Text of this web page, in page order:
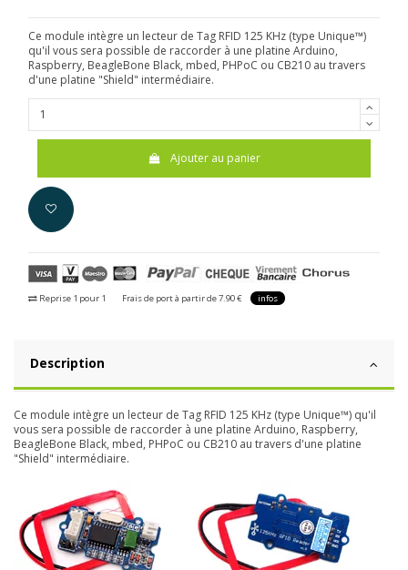
Ce module intègre un lecteur de Tag RFID 125 KHz (type Unique™)
qu'il vous sera possible de raccorder à une platine Arduino,
Raspberry, BeagleBone Black, mbed, PHPoC ou CB210 au travers
d'une platine "Shield" intermédiaire.
Ajouter au panier
Reprise 1 pour 1 Frais de port à partir de 7.90 € infos
Description
Ce module intègre un lecteur de Tag RFID 125 KHz (type Unique™) qu'il
vous sera possible de raccorder à une platine Arduino, Raspberry,
BeagleBone Black, mbed, PHPoC ou CB210 au travers d'une platine
"Shield" intermédiaire.